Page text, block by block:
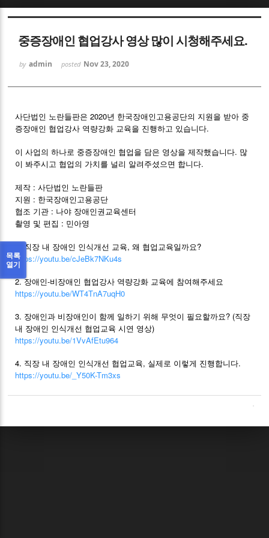
중증장애인 협업강사 영상 많이 시청해주세요.
by admin posted Nov 23, 2020
사단법인 노란들판은 2020년 한국장애인고용공단의 지원을 받아 중
증장애인 협업강사 역량강화 교육을 진행하고 있습니다.
이 사업의 하나로 중증장애인 협업을 담은 영상을 제작했습니다. 많
이 봐주시고 협업의 가치를 널리 알려주셨으면 합니다.
제작 : 사단법인 노란들판
지원 : 한국장애인고용공단
협조 기관 : 나야 장애인권교육센터
촬영 및 편집 : 민아영
1. 직장 내 장애인 인식개선 교육, 왜 협업교육일까요?
https://youtu.be/cJeBk7NKu4s
2. 장애인-비장애인 협업강사 역량강화 교육에 참여해주세요
https://youtu.be/WT4TnA7uqH0
3. 장애인과 비장애인이 함께 일하기 위해 무엇이 필요할까요? (직장
내 장애인 인식개선 협업교육 시연 영상)
https://youtu.be/1VvAfEtu964
4. 직장 내 장애인 인식개선 협업교육, 실제로 이렇게 진행합니다.
https://youtu.be/_Y50K-Tm3xs
목록
열기
Sketchbook5, 스케치북5
Sketchbook5, 스케치북5